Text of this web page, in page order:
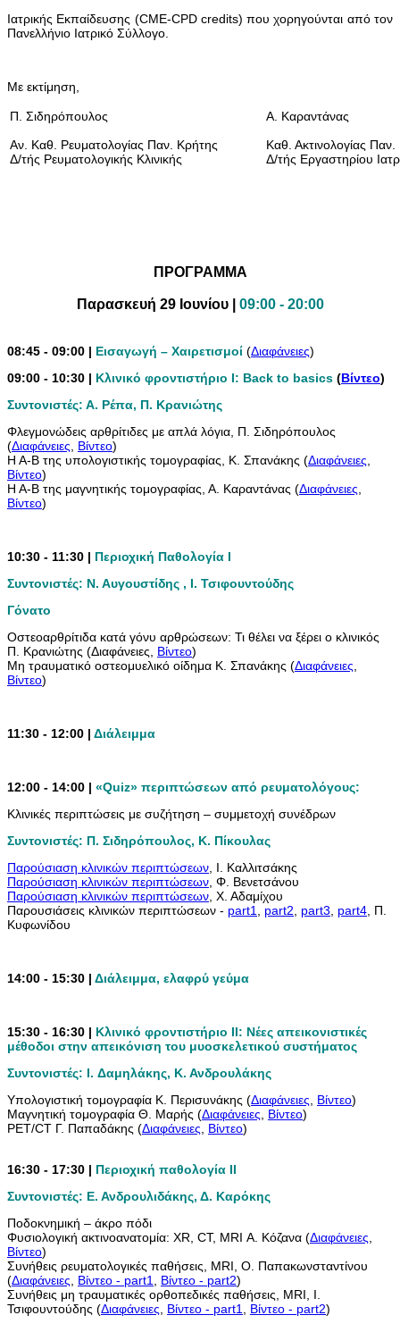
Ιατρικής Εκπαίδευσης (CME-CPD credits) που χορηγούνται από τον
Πανελλήνιο Ιατρικό Σύλλογο.
Με εκτίμηση,
Π. Σιδηρόπουλος
Αν. Καθ. Ρευματολογίας Παν. Κρήτης
Δ/τής Ρευματολογικής Κλινικής
Α. Καραντάνας
Καθ. Ακτινολογίας
Δ/τής Εργαστηρίου
ΠΡΟΓΡΑΜΜΑ
Παρασκευή 29 Ιουνίου | 09:00 - 20:00
08:45 - 09:00 | Εισαγωγή – Χαιρετισμοί (Διαφάνειες)
09:00 - 10:30 | Κλινικό φροντιστήριο I: Back to basics (Βίντεο)
Συντονιστές: Α. Ρέπα, Π. Κρανιώτης
Φλεγμονώδεις αρθρίτιδες με απλά λόγια, Π. Σιδηρόπουλος
(Διαφάνειες Βίντεο)
Η Α-Β της υπολογιστικής τομογραφίας, Κ. Σπανάκης (Διαφάνειες
Βίντεο)
Η Α-Β της μαγνητικής τομογραφίας, Α. Καραντάνας (Διαφάνειες
Βίντεο)
10:30 - 11:30 | Περιοχική Παθολογία Ι
Συντονιστές: Ν. Αυγουστίδης , Ι. Τσιφουντούδης
Γόνατο
Οστεοαρθρίτιδα κατά γόνυ αρθρώσεων: Τι θέλει να ξέρει ο κλινικός
Π. Κρανιώτης (Διαφάνειες, Βίντεο)
Μη τραυματικό οστεομυελικό οίδημα Κ. Σπανάκης (Διαφάνειες
Βίντεο)
11:30 - 12:00 | Διάλειμμα
12:00 - 14:00 | «Quiz» περιπτώσεων από ρευματολόγους:
Κλινικές περιπτώσεις με συζήτηση – συμμετοχή συνέδρων
Συντονιστές: Π. Σιδηρόπουλος, Κ. Πίκουλας
Παρούσιαση κλινικών περιπτώσεων , Ι. Καλλιτσάκης
Παρούσιαση κλινικών περιπτώσεων , Φ. Βενετσάνου
Παρούσιαση κλινικών περιπτώσεων , Χ. Αδαμίχου
Παρουσιάσεις κλινικών περιπτώσεων - part1 part2 part3 part4 , Π.
Κυφωνίδου
14:00 - 15:30 | Διάλειμμα, ελαφρύ γεύμα
15:30 - 16:30 | Κλινικό φροντιστήριο ΙΙ: Νέες απεικονιστικές
μέθοδοι στην απεικόνιση του μυοσκελετικού συστήματος
Συντονιστές: I. Δαμηλάκης, Κ. Ανδρουλάκης
Υπολογιστική τομογραφία Κ. Περισυνάκης (Διαφάνειες Βίντεο)
Μαγνητική τομογραφία Θ. Μαρής (Διαφάνειες Βίντεο)
PET/CT Γ. Παπαδάκης (Διαφάνειες Βίντεο)
16:30 - 17:30 | Περιοχική παθολογία ΙΙ
Συντονιστές: Ε. Ανδρουλιδάκης, Δ. Καρόκης
Ποδοκνημική – άκρο πόδι
Φυσιολογική ακτινοανατομία: XR, CT, MRI Α. Κόζανα (Διαφάνειες
Βίντεο)
Συνήθεις ρευματολογικές παθήσεις, MRI, Ο. Παπακωνσταντίνου
(Διαφάνειες Βίντεο - part1 Βίντεο - part2)
Συνήθεις μη τραυματικές ορθοπεδικές παθήσεις, MRI, Ι.
Τσιφουντούδης (Διαφάνειες Βίντεο - part1 Βίντεο - part2)